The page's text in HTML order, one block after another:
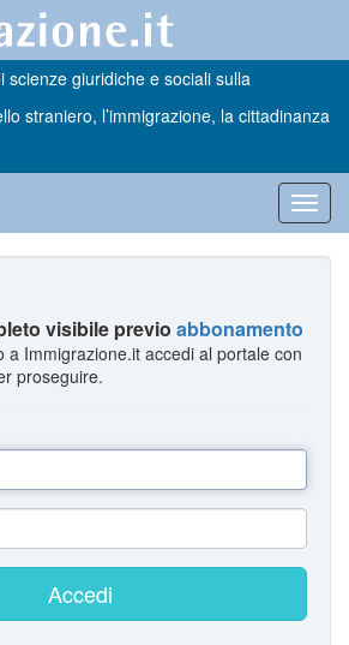
scienze giuridiche e sociali sulla
straniero, l’immigrazione, la cittadinanza
visibile previo abbonamento
a Immigrazione.it accedi al portale con
proseguire.
Accedi